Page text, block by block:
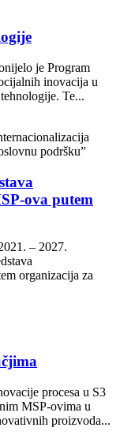
je Program
inovacija u
Te...
ova putem
– 2027.
organizacija za
procesa u S3
MSP-ovima u
proizvoda...